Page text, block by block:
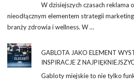
W dzisiejszych czasach reklama
nieodłącznym elementem strategii
branży zdrowia i wellness. W …
GABLOTA JAKO ELEMENT
INSPIRACJE Z
Gabloty miejskie to nie tylko